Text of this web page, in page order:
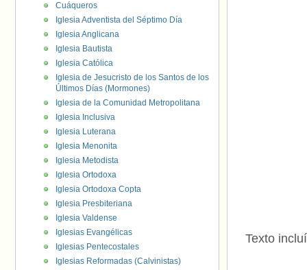
Texto
Cuáqueros
Iglesia Adventista del Séptimo Día
Iglesia Anglicana
Iglesia Bautista
Iglesia Católica
Iglesia de Jesucristo de los Santos de los
Últimos Días (Mormones)
Iglesia de la Comunidad Metropolitana
Iglesia Inclusiva
Iglesia Luterana
Iglesia Menonita
Iglesia Metodista
Iglesia Ortodoxa
Iglesia Ortodoxa Copta
Iglesia Presbiteriana
Iglesia Valdense
Iglesias Evangélicas
Iglesias Pentecostales
Iglesias Reformadas (Calvinistas)